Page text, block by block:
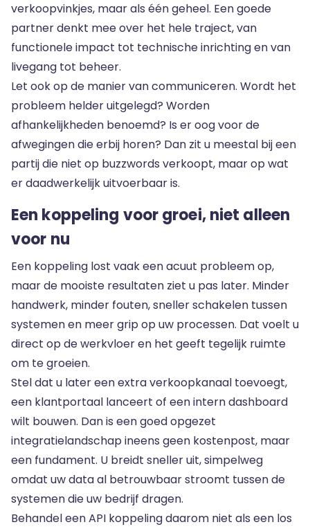
verkoopvinkjes, maar als één geheel. Een goede
partner denkt mee over het hele traject, van
functionele impact tot technische inrichting en van
livegang tot beheer.
Let ook op de manier van communiceren. Wordt het
probleem helder uitgelegd? Worden
afhankelijkheden benoemd? Is er oog voor de
afwegingen die erbij horen? Dan zit u meestal bij een
partij die niet op buzzwords verkoopt, maar op wat
er daadwerkelijk uitvoerbaar is.
Een koppeling voor groei, niet alleen
voor nu
Een koppeling lost vaak een acuut probleem op,
maar de mooiste resultaten ziet u pas later. Minder
handwerk, minder fouten, sneller schakelen tussen
systemen en meer grip op uw processen. Dat voelt u
direct op de werkvloer en het geeft tegelijk ruimte
om te groeien.
Stel dat u later een extra verkoopkanaal toevoegt,
een klantportaal lanceert of een intern dashboard
wilt bouwen. Dan is een goed opgezet
integratielandschap ineens geen kostenpost, maar
een fundament. U breidt sneller uit, simpelweg
omdat uw data al betrouwbaar stroomt tussen de
systemen die uw bedrijf dragen.
Behandel een API koppeling daarom niet als een los